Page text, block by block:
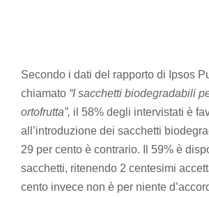
Secondo i dati del rapporto di Ipsos
chiamato “I sacchetti biodegradabili
ortofrutta”, il 58% degli intervistati è
all’introduzione dei sacchetti
29 per cento è contrario. Il 59% è
sacchetti, ritenendo 2 centesimi
cento invece non è per niente